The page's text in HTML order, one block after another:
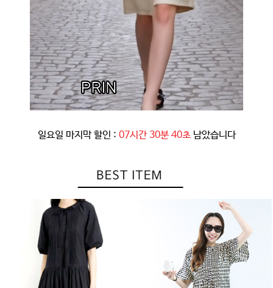
일요일 마지막 할인 : 07시간 30분 37초 남았습니다